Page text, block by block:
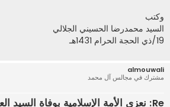
وكتب
السيد محمدرضا الحسيني الجلالي
19/ذي الحجة الحرام 1431هـ
almouwali
مشترك في مجالس آل محمد
Re: نعزي الأمة الإسلامية بوفاة السيد العلامة/ بدر الدين الح